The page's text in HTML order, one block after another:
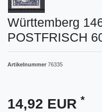
Württemberg
POSTFRISCH
Artikelnummer 76335
14,92 EUR *